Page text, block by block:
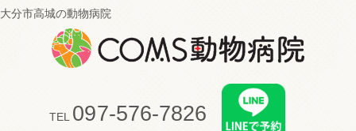
大分市高城の動物病院
TEL 097-576-7826